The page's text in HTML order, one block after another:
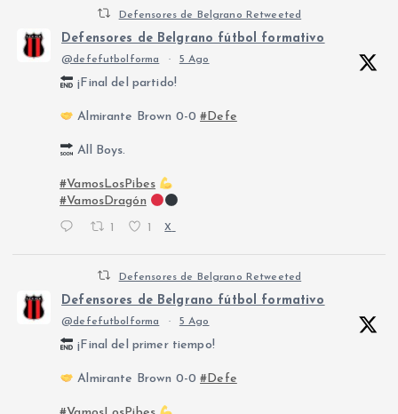
Defensores de Belgrano Retweeted
Defensores de Belgrano fútbol formativo
@defefutbolforma · 5 Ago
¡Final del partido!
Almirante Brown 0-0#Defe
All Boys.
#VamosLosPibes
#VamosDragón
X
Defensores de Belgrano Retweeted
Defensores de Belgrano fútbol formativo
@defefutbolforma · 5 Ago
¡Final del primer tiempo!
Almirante Brown 0-0#Defe